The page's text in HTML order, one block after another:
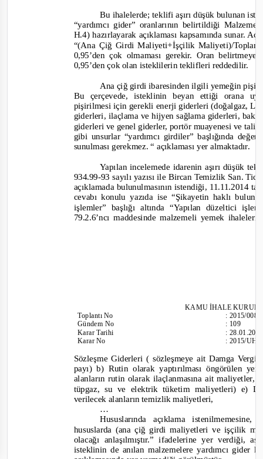
Bu ihalelerde; teklifi aşırı düşük bulunan
“yardımcı gider” oranlarının belirtildiği
H.4) hazırlayarak açıklaması kapsamında sunar.
“(Ana Çiğ Girdi Maliyeti+İşçilik Maliyeti)/Toplam
0,95’den çok olmaması gerekir. Oran
0,95’den çok olan isteklilerin teklifleri reddedilir.
Ana çiğ girdi ibaresinden ilgili yemeğin
Bu çerçevede, isteklinin beyan ettiği orana
pişirilmesi için gerekli enerji giderleri (doğalgaz,
giderleri, ilaçlama ve hijyen sağlama giderleri,
giderleri ve genel giderler, portör muayenesi ve tali
gibi unsurlar “yardımcı girdiler” başlığında
sunulması gerekmez. “ açıklaması yer almaktadır.
Yapılan incelemede idarenin aşırı düşük
934.99-93 sayılı yazısı ile Bircan Temizlik San.
açıklamada bulunulmasının istendiği, 11.11.2014
cevabı konulu yazıda ise “Şikayetin haklı
işlemler” başlığı altında“Yapılan düzeltici
79.2.6’ncı maddesinde malzemeli yemek
KAMU İHALE
ToplantıNo
Gündem No
Karar Tarihi
Karar No
:2015/008
: 109
:
:2015/
Sözleşme Giderleri ( sözleşmeye ait Damga
payı) b) Rutin olarak yaptırılması öngörülen
alanların rutin olarak ilaçlanmasına ait
tüpgaz, su ve elektrik tüketim maliyetleri) e)
verilecek alanların temizlik maliyetleri,
…
Hususlarında açıklama
hususlarda (ana çiğ girdi maliyetleri ve işçilik
olacağı anlaşılmıştır.”ifadelerine yer verdiği,
isteklinin de anılan malzemelere yardımcı gider